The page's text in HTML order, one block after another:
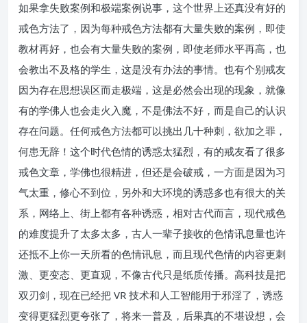
如果拿失败案例和极端案例说事，这个世界上还真没有好的
戒色方法了，因为每种戒色方法都有大量失败的案例，即使
教材再好，也会有大量失败的案例，即使老师水平再高，也
会教出不及格的学生，这是没有办法的事情。也有个别戒友
因为存在思想误区而走极端，这是必然会出现的现象，就像
有的学佛人也会走火入魔，不是佛法不好，而是自己的认识
存在问题。任何戒色方法都可以挑出几十种刺，欲加之罪，
何患无辞！这个时代色情的诱惑太猛烈，有的戒友看了很多
戒色文章，学佛也很精进，但还是会破戒，一方面是因为习
气太重，修心不到位，另外和大环境的诱惑多也有很大的关
系，网络上、街上都有各种诱惑，相对古代而言，现代戒色
的难度提升了太多太多，古人一辈子接收的色情讯息量也许
还抵不上你一天所看的色情讯息，而且现代色情的内容更刺
激、更变态、更直观，不像古代只是纸质传播。高科技是把
双刃剑，现在已经把 VR 技术和人工智能用于邪淫了，诱惑
变得更猛烈更夸张了，将来一普及，后果真的不堪设想，会